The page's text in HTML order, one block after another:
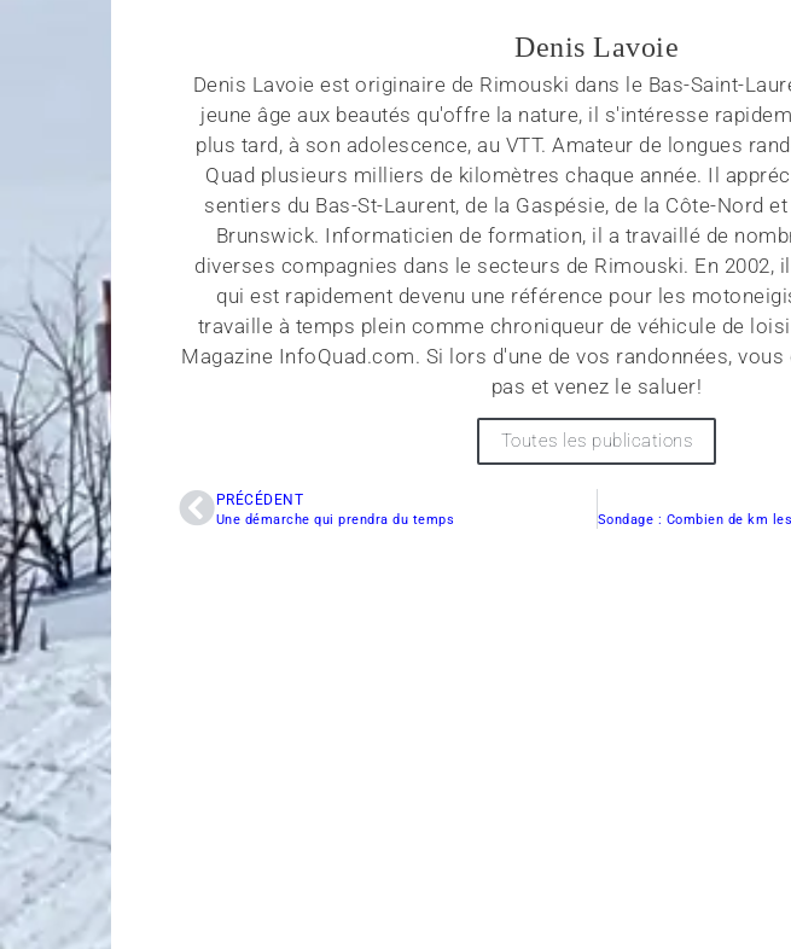
Denis Lavoie
Denis Lavoie est originaire de Rimouski dans le Bas-Saint-
jeune âge aux beautés qu'offre la nature, il s'intéresse
plus tard, à son adolescence, au VTT. Amateur de longues
Quad plusieurs milliers de kilomètres chaque année. Il
sentiers du Bas-St-Laurent, de la Gaspésie, de la Côte-Nord
Brunswick. Informaticien de formation, il a travaillé de
diverses compagnies dans le secteurs de Rimouski. En 2002,
qui est rapidement devenu une référence pour les
travaille à temps plein comme chroniqueur de véhicule de
Magazine InfoQuad.com. Si lors d'une de vos randonnées,
pas et venez le saluer!
Toutes les publications
PRÉCÉDENT
Une démarche qui prendra du temps